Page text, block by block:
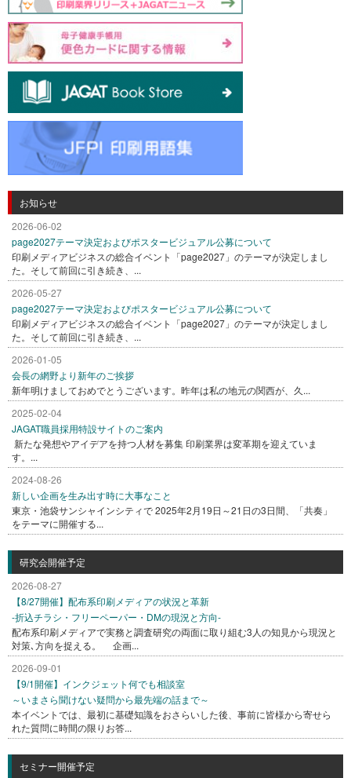
お知らせ
2026-06-02
page2027テーマ決定およびポスタービジュアル公募について
印刷メディアビジネスの総合イベント「page2027」のテーマが決定しまし
た。そして前回に引き続き、...
2026-05-27
page2027テーマ決定およびポスタービジュアル公募について
印刷メディアビジネスの総合イベント「page2027」のテーマが決定しまし
た。そして前回に引き続き、...
2026-01-05
会長の網野より新年のご挨拶
新年明けましておめでとうございます。昨年は私の地元の関西が、久...
2025-02-04
JAGAT職員採用特設サイトのご案内
新たな発想やアイデアを持つ人材を募集 印刷業界は変革期を迎えていま
す。...
2024-08-26
新しい企画を生み出す時に大事なこと
東京・池袋サンシャインシティで 2025年2月19日～21日の3日間、「共奏」
をテーマに開催する...
研究会開催予定
2026-08-27
【8/27開催】配布系印刷メディアの状況と革新
-折込チラシ・フリーペーパー・DMの現況と方向-
配布系印刷メディアで実務と調査研究の両面に取り組む3人の知見から現況と
対策､方向を捉える。 企画...
2026-09-01
【9/1開催】インクジェット何でも相談室
～いまさら聞けない疑問から最先端の話まで～
本イベントでは、最初に基礎知識をおさらいした後、事前に皆様から寄せら
れた質問に時間の限りお答...
セミナー開催予定